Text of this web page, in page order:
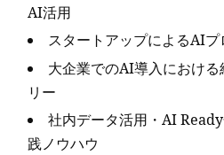
AI活用
スタートアップによるAI
大企業でのAI導入におけ
リー
社内データ活用・AI
践ノウハウ